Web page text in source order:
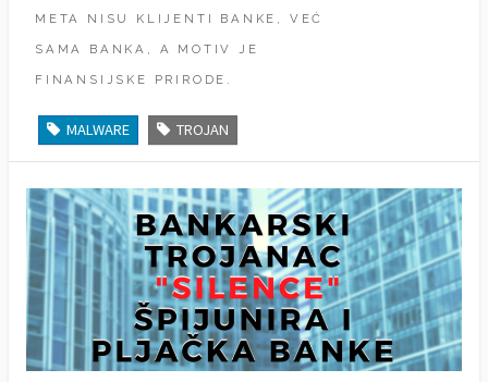
META NISU KLIJENTI BANKE, VEĆ
SAMA BANKA, A MOTIV JE
FINANSIJSKE PRIRODE.
MALWARE TROJAN